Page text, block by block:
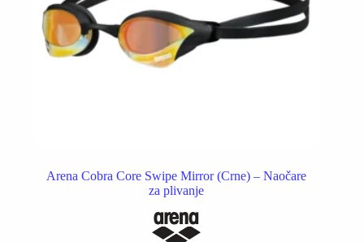
Arena Cobra Core Swipe Mirror (Crne) – Naočare
za plivanje